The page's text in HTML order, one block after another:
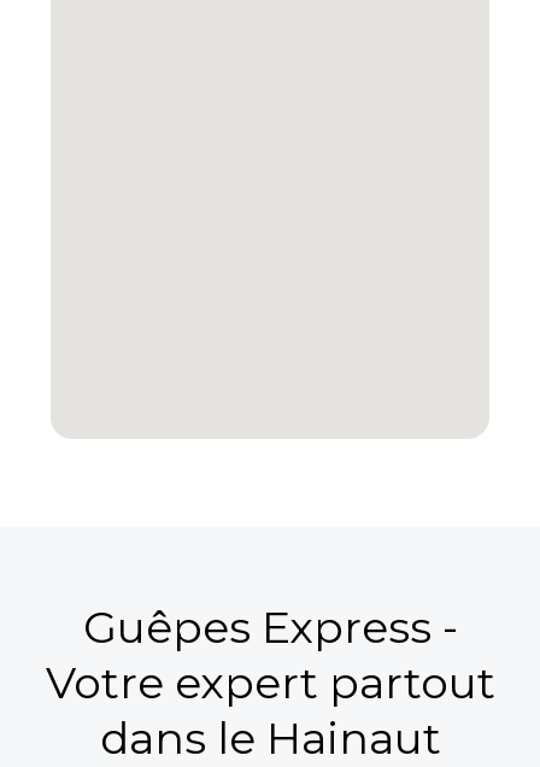
Guêpes Express -
Votre expert partout
dans le Hainaut